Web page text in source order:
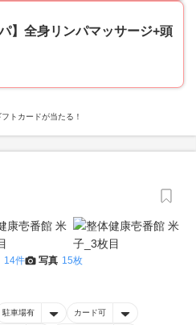
】全身リンパマッサージ+頭
トカードが当たる！
14件 写真 15枚
駐車場有 カード可